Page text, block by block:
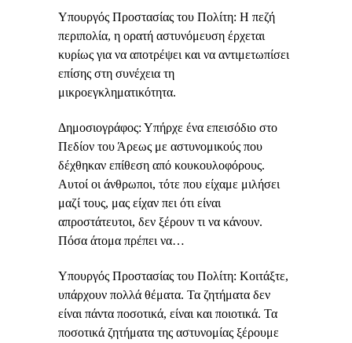
Υπουργός Προστασίας του Πολίτη: Η πεζή
περιπολία, η ορατή αστυνόμευση έρχεται
κυρίως για να αποτρέψει και να αντιμετωπίσει
επίσης στη συνέχεια τη
μικροεγκληματικότητα.
Δημοσιογράφος: Υπήρχε ένα επεισόδιο στο
Πεδίον του Άρεως με αστυνομικούς που
δέχθηκαν επίθεση από κουκουλοφόρους.
Αυτοί οι άνθρωποι, τότε που είχαμε μιλήσει
μαζί τους, μας είχαν πει ότι είναι
απροστάτευτοι, δεν ξέρουν τι να κάνουν.
Πόσα άτομα πρέπει να…
Υπουργός Προστασίας του Πολίτη: Κοιτάξτε,
υπάρχουν πολλά θέματα. Τα ζητήματα δεν
είναι πάντα ποσοτικά, είναι και ποιοτικά. Τα
ποσοτικά ζητήματα της αστυνομίας ξέρουμε